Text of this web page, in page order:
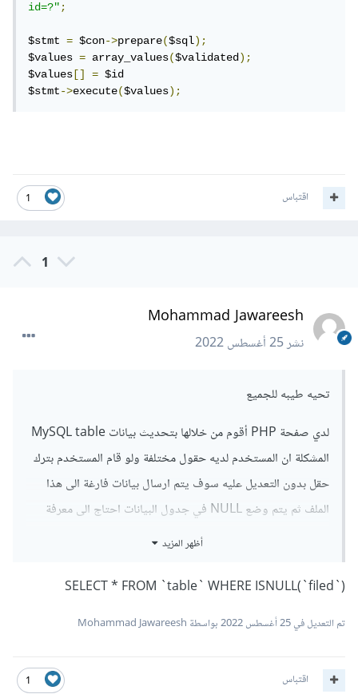
id=?";
$stmt = $con->prepare($sql);
$values = array_values($validated);
$values [] = $id
$stmt->execute($values);
1 اقتباس
1
Mohammad Jawareesh
نشر25 أغسطس 2022
تحيه طيبه للجميع
لدي صفحة PHP أقوم من خلالها بتحديث بيانات MySQL table
المشكلة ان المستخدم لديه حقول مختلفة ولو قام المستخدم بترك
حقل بدون التعديل عليه سوف يتم ارسال بيانات فارغة الى هذا
الملف ثم يتم وضع NULL في جدول البيانات احتاج الى معرفة
او تخطي لها حتى لا تتغير البيانات الحالية في قاعدة البيانات.
الملف كالتالي:
<?php
أظهر المزيد
SELECT * FROM `table` WHERE ISNULL(`filed`)
تم التعديل في25 أغسطس 2022 بواسطة Mohammad Jawareesh
1 اقتباس